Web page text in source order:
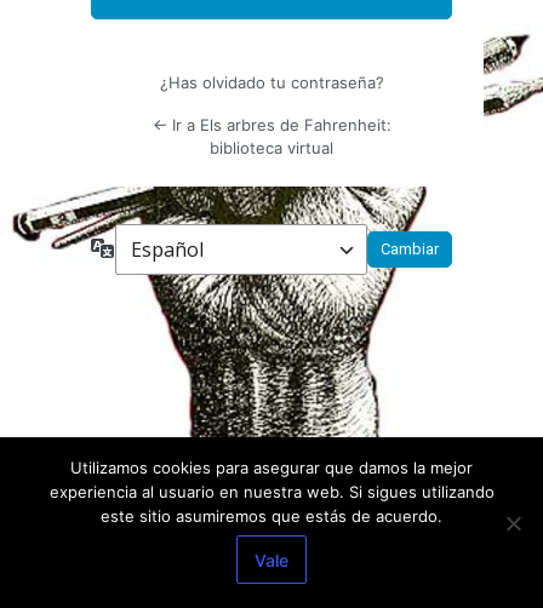
¿Has olvidado tu contraseña?
← Ir a Els arbres de Fahrenheit:
biblioteca virtual
Idioma
Utilizamos cookies para asegurar que damos la mejor
experiencia al usuario en nuestra web. Si sigues utilizando
este sitio asumiremos que estás de acuerdo.
Vale